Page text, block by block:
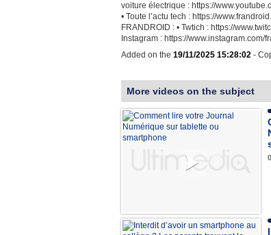
voiture électrique : https://
• Toute l’actu tech : https://
FRANDROID : • Twtich : https://
Instagram : https://www.instagram.com/
Added on the 19/11/2025 15:28:02 -
More videos on the subject